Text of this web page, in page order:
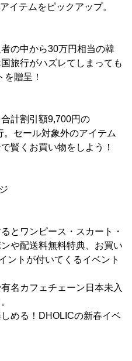
イテムをピックアップ。
の中から30万円相当の韓
旅行がハズレてしまっても
贈呈！
計割引額9,700円の
セール対象外のアイテム
賢くお買い物をしよう！
とワンピース・スカート・
や配送料無料特典、お買い
ントが付いてくるイベント
名カフェチェーン日本未入
める！DHOLICの新春イベ